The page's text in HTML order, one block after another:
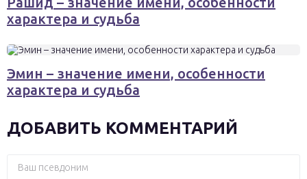
характера и судьба
Эмин – значение имени, особенности
характера и судьба
ДОБАВИТЬ КОММЕНТАРИЙ